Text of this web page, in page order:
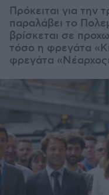
Πρόκειται για την
παραλάβει το
βρίσκεται σε
τόσο η φρεγάτα
φρεγάτα